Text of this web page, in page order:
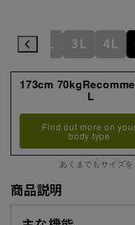
LL 3L 4L
173cm
L
Find out more on
body type
あくまでもサイズ
商品説明